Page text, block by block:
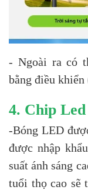
- Ngoài ra có
bằng điều
4. Chip Led
-Bóng LED
được nhập
suất ánh sáng
tuổi thọ cao sẽ